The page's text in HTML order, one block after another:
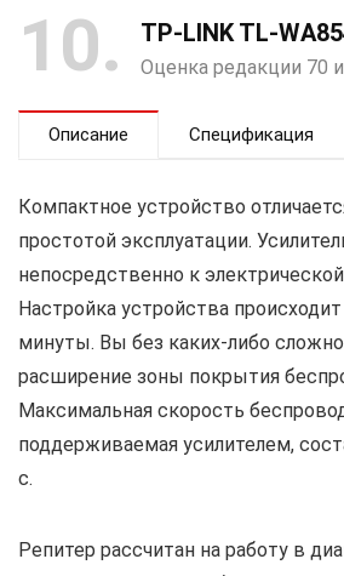
10 TP-LINK TL-
Оценка редакции 70
Описание Спецификация
Компактное устройство
простотой эксплуатации.
непосредственно к
Настройка устройства
минуты. Вы без каких-либо
расширение зоны покрытия
Максимальная скорость
поддерживаемая усилителем,
с.
Репитер рассчитан на работу в